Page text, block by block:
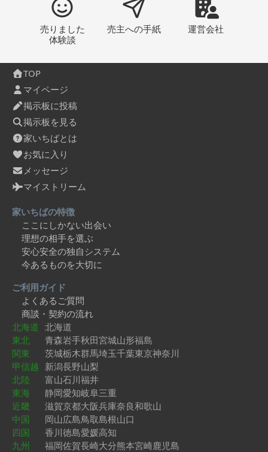
売りました
体験談
売主への手紙 運営会社
TOP
マイページ
掲示板に投稿
掲示板を見る
家いちばとは
お気に入り
メッセージ
マイストリーム
家いちばの特徴
ここにしかない出会い
理想の相手を選ぶ
安心安全の独自システム
今あるものを大切に
ご利用ガイド
よくあるご質問
商談・契約の流れ
北海道 北海道
東北
青森岩手秋田宮城山形福島
関東
茨城栃木群馬埼玉千葉東京神奈川
甲信越 新潟長野山梨
北陸
富山石川福井
東海
静岡愛知岐阜三重
近畿
滋賀京都大阪兵庫奈良和歌山
中国
岡山広島鳥取島根山口
四国
香川徳島愛媛高知
九州
福岡佐賀長崎大分熊本宮崎鹿児島